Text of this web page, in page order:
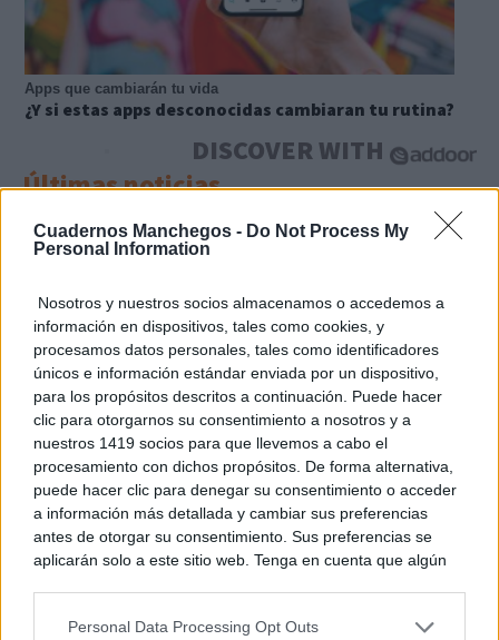
Cuadernos Manchegos - Do Not Process My
Personal Information
Nosotros y nuestros socios almacenamos o accedemos a
información en dispositivos, tales como cookies, y
procesamos datos personales, tales como identificadores
únicos e información estándar enviada por un dispositivo,
para los propósitos descritos a continuación. Puede hacer
clic para otorgarnos su consentimiento a nosotros y a
nuestros 1419 socios para que llevemos a cabo el
procesamiento con dichos propósitos. De forma alternativa,
puede hacer clic para denegar su consentimiento o acceder
a información más detallada y cambiar sus preferencias
antes de otorgar su consentimiento. Sus preferencias se
aplicarán solo a este sitio web. Tenga en cuenta que algún
rechazar tal procesamiento. Puede cambiar sus preferencias
Personal Data Processing Opt Outs
Apps que cambiarán tu vida
¿Y si estas apps desconocidas cambiaran tu rutina?
DISCOVER WITH
Últimas noticias
Fallece el expresidente de Eurocaja Rural,
Andrés Gómez Mora, a los...
El próximo eclipse en el Quijote Cósmico de
Alcázar de San...
06/08/2026
El SEPRONA investiga a dos personas por el
incendio de Cabezarrubias...
06/08/2026
El Gobierno regional abre una nueva fase de
participación ciudadana para...
06/08/2026